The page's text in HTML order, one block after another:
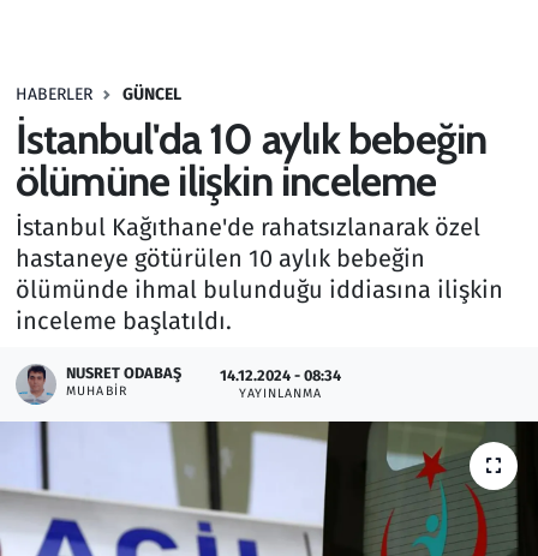
HABERLER GÜNCEL
İstanbul'da 10 aylık bebeğin
ölümüne ilişkin inceleme
İstanbul Kağıthane'de rahatsızlanarak özel
hastaneye götürülen 10 aylık bebeğin
ölümünde ihmal bulunduğu iddiasına ilişkin
inceleme başlatıldı.
NUSRET ODABAŞ
MUHABIR
14.12.2024 - 08:34
YAYINLANMA
Haber
Kültür Sanat
Kurumsal Haberler
Lezzet Durağı
Ramazan